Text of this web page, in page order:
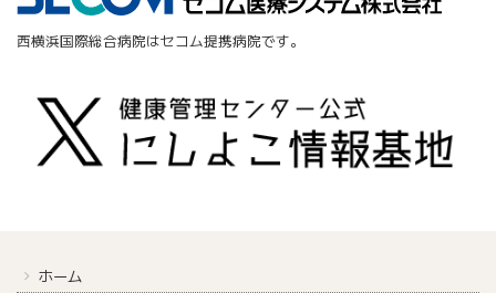
西横浜国際総合病院はセコム提携病院です。
ホーム